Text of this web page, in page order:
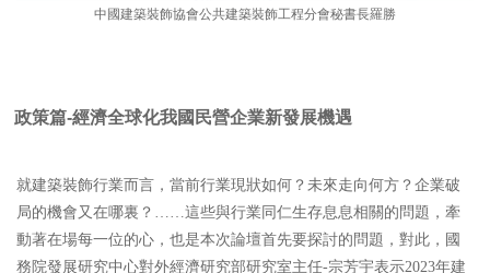
中國建築裝飾協會公共建築裝飾工程分會秘書長羅勝
政策篇-經濟全球化我國民營企業新發展機遇
就建築裝飾行業而言，當前行業現狀如何？未來走向何方？企業破
局的機會又在哪裏？……這些與行業同仁生存息息相關的問題，牽
動著在場每一位的心，也是本次論壇首先要探討的問題，對此，國
務院發展研究中心對外經濟研究部研究室主任-宗芳宇表示2023年建